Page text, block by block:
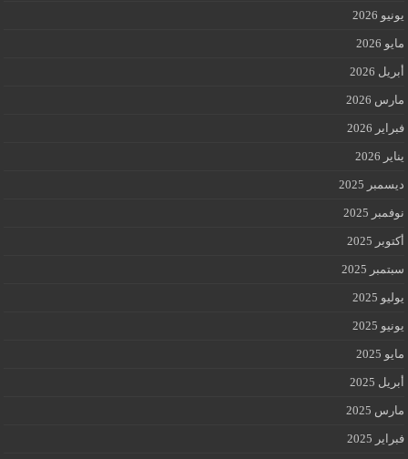
يونيو 2026
مايو 2026
أبريل 2026
مارس 2026
فبراير 2026
يناير 2026
ديسمبر 2025
نوفمبر 2025
أكتوبر 2025
سبتمبر 2025
يوليو 2025
يونيو 2025
مايو 2025
أبريل 2025
مارس 2025
فبراير 2025